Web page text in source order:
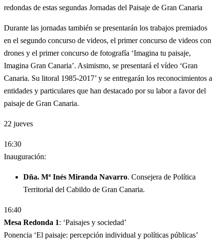
redondas de estas segundas Jornadas del Paisaje de Gran Canaria
Durante las jornadas también se presentarán los trabajos premiados
en el segundo concurso de videos, el primer concurso de videos con
drones y el primer concurso de fotografía ‘Imagina tu paisaje,
Imagina Gran Canaria’. Asimismo, se presentará el vídeo ‘Gran
Canaria. Su litoral 1985-2017’ y se entregarán los reconocimientos a
entidades y particulares que han destacado por su labor a favor del
paisaje de Gran Canaria.
22 jueves
16:30
Inauguración:
Dña. Mª Inés Miranda Navarro. Consejera de Política
Territorial del Cabildo de Gran Canaria.
16:40
Mesa Redonda 1: ‘Paisajes y sociedad’
Ponencia ‘El paisaje: percepción individual y políticas públicas’